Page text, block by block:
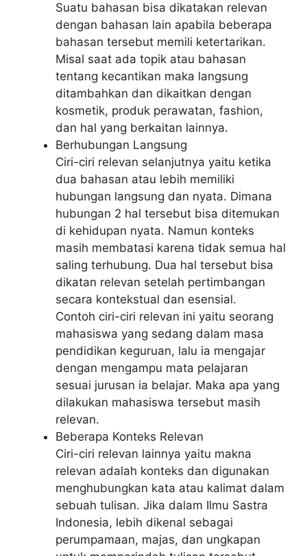
Suatu bahasan bisa dikatakan relevan
dengan bahasan lain apabila beberapa
bahasan tersebut memili ketertarikan.
Misal saat ada topik atau bahasan
tentang kecantikan maka langsung
ditambahkan dan dikaitkan dengan
kosmetik, produk perawatan, fashion,
dan hal yang berkaitan lainnya.
Berhubungan Langsung
Ciri-ciri relevan selanjutnya yaitu ketika
dua bahasan atau lebih memiliki
hubungan langsung dan nyata. Dimana
hubungan 2 hal tersebut bisa ditemukan
di kehidupan nyata. Namun konteks
masih membatasi karena tidak semua hal
saling terhubung. Dua hal tersebut bisa
dikatan relevan setelah pertimbangan
secara kontekstual dan esensial.
Contoh ciri-ciri relevan ini yaitu seorang
mahasiswa yang sedang dalam masa
pendidikan keguruan, lalu ia mengajar
dengan mengampu mata pelajaran
sesuai jurusan ia belajar. Maka apa yang
dilakukan mahasiswa tersebut masih
relevan.
Beberapa Konteks Relevan
Ciri-ciri relevan lainnya yaitu makna
relevan adalah konteks dan digunakan
menghubungkan kata atau kalimat dalam
sebuah tulisan. Jika dalam Ilmu Sastra
Indonesia, lebih dikenal sebagai
perumpamaan, majas, dan ungkapan